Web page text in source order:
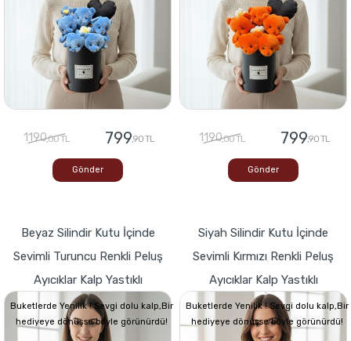
1190,00 TL 799,90 TL
Gönder
1190,00 TL 799,90 TL
Gönder
Beyaz Silindir Kutu İçinde
Sevimli Turuncu Renkli Peluş
Ayıcıklar Kalp Yastıklı
Buketlerde Yenilik ! Sevgi dolu kalp,Bir
hediyeye dönüşse böyle görünürdü!
Siyah Silindir Kutu İçinde
Sevimli Kırmızı Renkli Peluş
Ayıcıklar Kalp Yastıklı
Buketlerde Yenilik ! Sevgi dolu kalp,Bir
hediyeye dönüşse böyle görünürdü!